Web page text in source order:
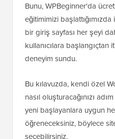
Bunu, WPBeginner'da
eğitimimizi
bir giriş sayfası her şeyi
kullanıcılara
deneyim sundu.
Bu kılavuzda, kendi özel
nasıl oluşturacağınızı
yeni başlayanlara uygun
öğreneceksiniz, böylece
seçebilirsiniz.